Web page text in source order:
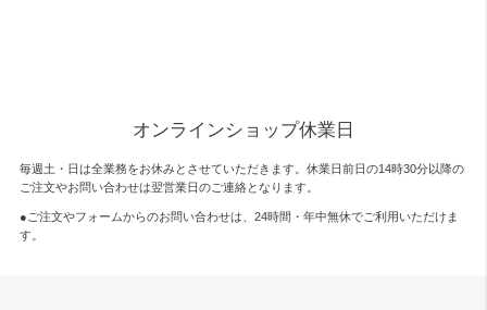
オンラインショップ休業日
毎週土・日は全業務をお休みとさせていただきます。休業日前日の14時30分以降の
ご注文やお問い合わせは翌営業日のご連絡となります。
●ご注文やフォームからのお問い合わせは、 24時間・年中無休でご利用いただけま
す。